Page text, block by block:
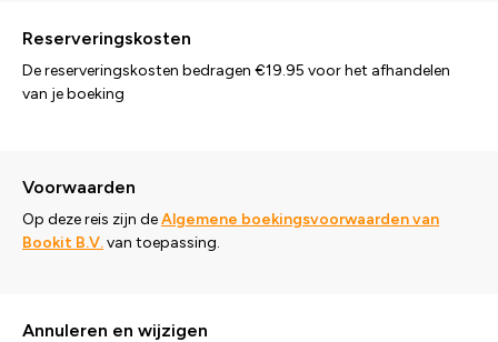
Reserveringskosten
De reserveringskosten bedragen €19.95 voor het afhandelen
van je boeking
Voorwaarden
Op deze reis zijn deAlgemene boekingsvoorwaarden van
Bookit B.V.van toepassing.
Annuleren en wijzigen